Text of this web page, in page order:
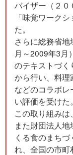
バイザー（２０
「味覚ワーク
た。
さらに総務省
月～2009年3月
のテキストづく
から行い、料理
などのコラボ
い評価を受けた。
この取り組みは
また財団法人
くる食のまち
れ、全国の市町